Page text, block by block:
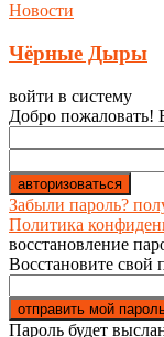
Новости
Чёрные Дыры
войти в систему
Добро пожаловать!
Забыли пароль?
Политика
восстановление
Восстановите свой
Пароль будет